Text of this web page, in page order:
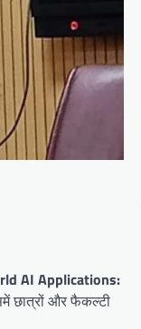
AI Applications:
छात्रों और फैकल्टी